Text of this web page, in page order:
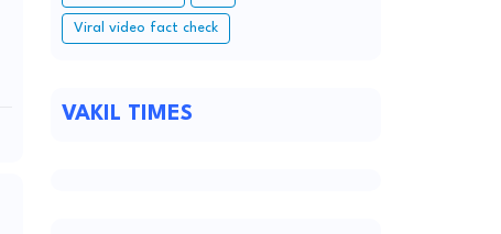
Viral video fact check
VAKIL TIMES